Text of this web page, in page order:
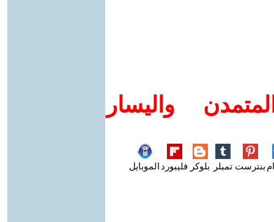
واليسار
بنترست تمبلر بلوكر فليبورد الموبايل